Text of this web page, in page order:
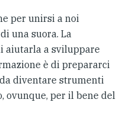
per unirsi a noi
una suora. La
aiutarla a sviluppare
è di prepararci
diventare strumenti
ovunque, per il bene del